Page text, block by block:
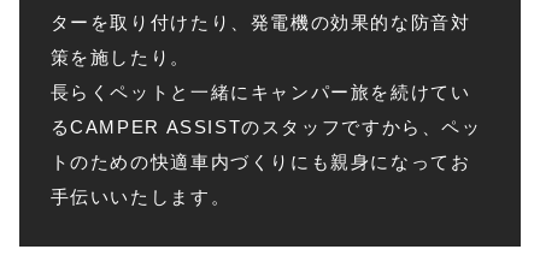
ターを取り付けたり、発電機の効果的な防音対
策を施したり。
長らくペットと一緒にキャンパー旅を続けてい
るCAMPER ASSISTのスタッフですから、ペッ
トのための快適車内づくりにも親身になってお
手伝いいたします。